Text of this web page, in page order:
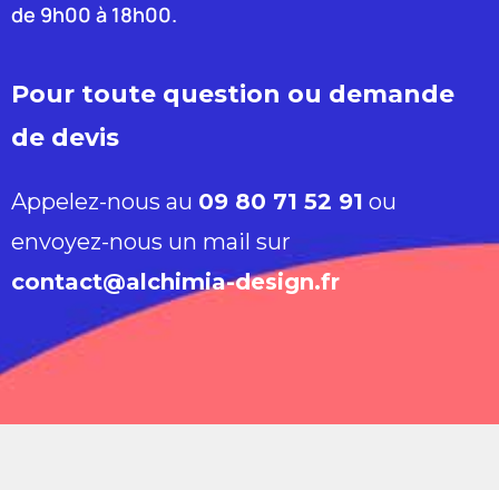
de 9h00 à 18h00.
Pour toute question ou demande
de devis
Appelez-nous au 09 80 71 52 91 ou
envoyez-nous un mail sur
contact@alchimia-design.fr